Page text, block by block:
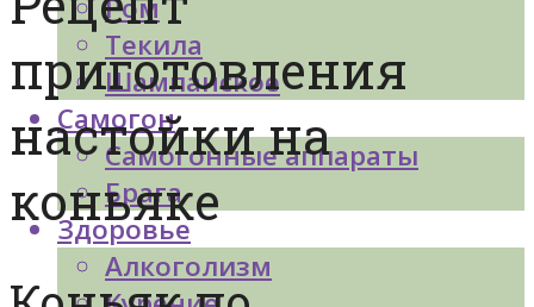
Ром
Текила
Шампанское
Самогон
Самогонные аппараты
Брага
Здоровье
Алкоголизм
приготовления
настойки на
коньяке